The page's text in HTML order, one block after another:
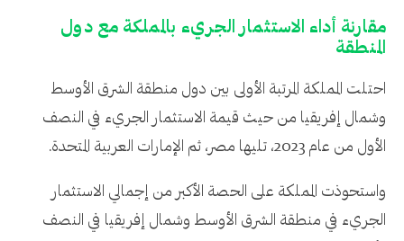
مقارنة أداء الاستثمار الجريء بالمملكة مع دول
المنطقة
احتلت المملكة المرتبة الأولى بين دول منطقة الشرق الأوسط
وشمال إفريقيا من حيث قيمة الاستثمار الجريء في النصف
الأول من عام 2023، تليها مصر، ثم الإمارات العربية المتحدة.
واستحوذت المملكة على الحصة الأكبر من إجمالي الاستثمار
الجريء في منطقة الشرق الأوسط وشمال إفريقيا في النصف